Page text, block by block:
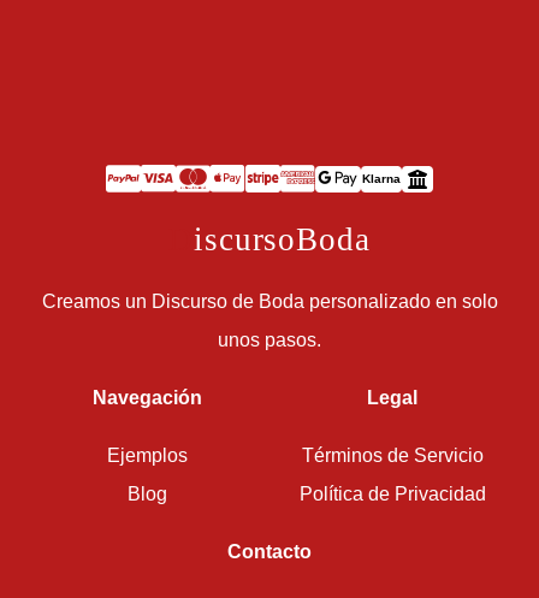
Klarna
iscursoBoda
Creamos un Discurso de Boda personalizado en solo
unos pasos.
Navegación
Ejemplos
Blog
Legal
Términos de Servicio
Política de Privacidad
Contacto